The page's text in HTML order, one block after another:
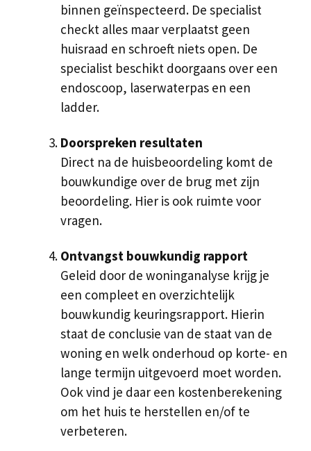
binnen geïnspecteerd. De specialist
checkt alles maar verplaatst geen
huisraad en schroeft niets open. De
specialist beschikt doorgaans over een
endoscoop, laserwaterpas en een
ladder.
Doorspreken resultaten
Direct na de huisbeoordeling komt de
bouwkundige over de brug met zijn
beoordeling. Hier is ook ruimte voor
vragen.
Ontvangst bouwkundig rapport
Geleid door de woninganalyse krijg je
een compleet en overzichtelijk
bouwkundig keuringsrapport. Hierin
staat de conclusie van de staat van de
woning en welk onderhoud op korte- en
lange termijn uitgevoerd moet worden.
Ook vind je daar een kostenberekening
om het huis te herstellen en/of te
verbeteren.